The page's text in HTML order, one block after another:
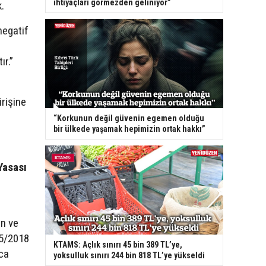
ve
2018
ihtiyaçları görmezden geliniyor”
“Korkunun değil güvenin egemen olduğu
bir ülkede yaşamak hepimizin ortak hakkı”
KTAMS: Açlık sınırı 45 bin 389 TL’ye,
yoksulluk sınırı 244 bin 818 TL’ye yükseldi